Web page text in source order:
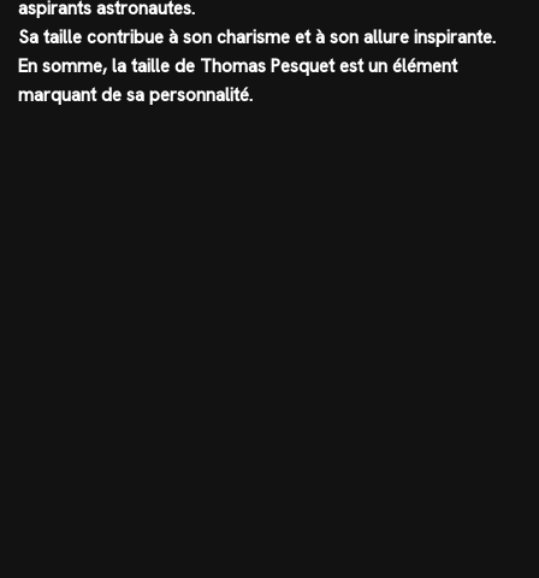
aspirants astronautes.
Sa taille contribue à son charisme et à son allure inspirante.
En somme, la taille de Thomas Pesquet est un élément
marquant de sa personnalité.